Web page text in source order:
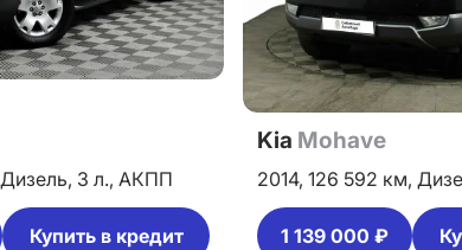
Дизель, 3 л., АКПП
Купить в кредит
Kia Mohave
2014, 126 592 км,
1 139 000 ₽